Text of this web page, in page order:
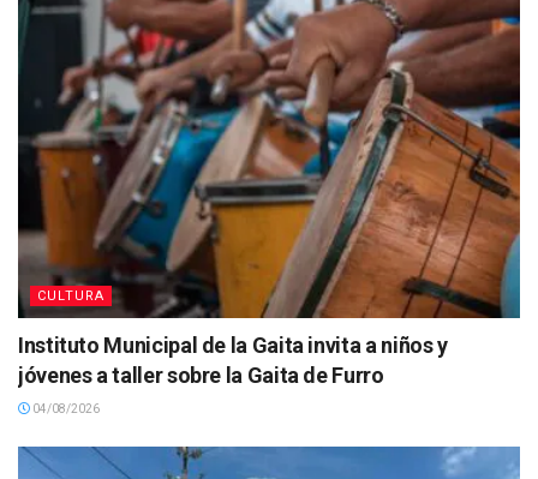
CULTURA
Instituto Municipal de la Gaita invita a niños y
jóvenes a taller sobre la Gaita de Furro
04/08/2026